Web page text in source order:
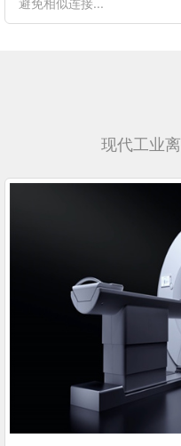
避免相似连接...
现代工业